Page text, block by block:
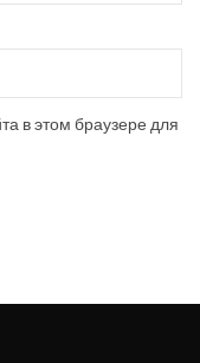
в этом браузере для